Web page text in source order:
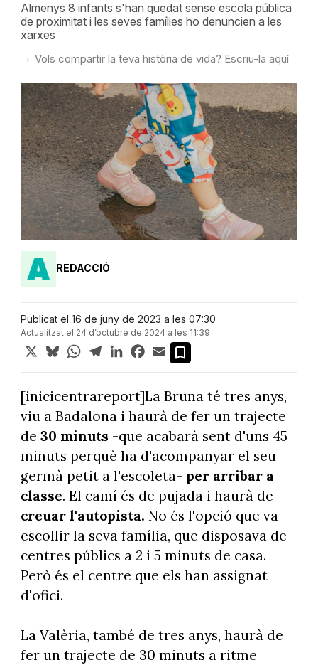
Almenys 8 infants s'han quedat sense escola pública
de proximitat i les seves famílies ho denuncien a les
xarxes
Vols compartir la teva història de vida? Escriu-la aquí
REDACCIÓ
Publicat el 16 de juny de 2023 a les 07:30
Actualitzat el 24 d’octubre de 2024 a les 11:39
X BlueskyWhatsApp
TelegramLinkedInFacebook
Email
[inicicentrareport]La Bruna té tres anys,
viu a Badalona i haurà de fer un trajecte
de 30 minuts -que acabarà sent d'uns 45
minuts perquè ha d'acompanyar el seu
germà petit a l'escoleta- per arribar a
classe. El camí és de pujada i haurà de
creuar l'autopista. No és l'opció que va
escollir la seva família, que disposava de
centres públics a 2 i 5 minuts de casa.
Però és el centre que els han assignat
d'ofici.
La Valèria, també de tres anys, haurà de
fer un trajecte de 30 minuts a ritme